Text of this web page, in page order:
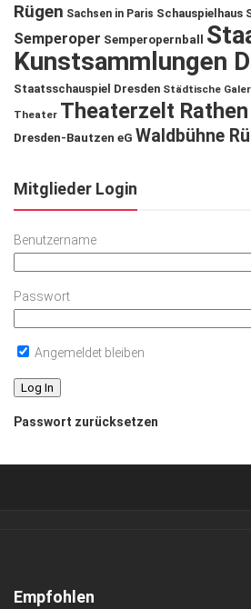
Rügen Sachsen in Paris Schauspielhaus
Semperoper Semperopernball
Kunstsammlungen
Staatsschauspiel Dresden Städtische
Theater Theaterzelt Rathen
Dresden-Bautzen eG Waldbühne
Mitglieder Login
Benutzername
Passwort
Angemeldet bleiben
Passwort zurücksetzen
Kontakt, Impressum
Empfohlen